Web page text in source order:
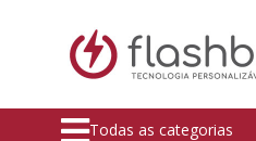
Todas as categorias